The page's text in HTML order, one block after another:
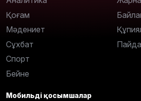
Қоғам
Мәдениет
Сұхбат
Спорт
Бейне
Мобильді қосымшалар